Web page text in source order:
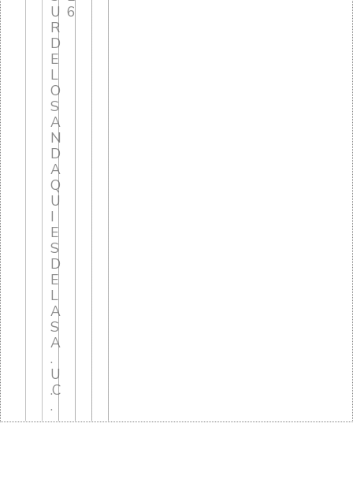
U
R
D
E
L
O
S
A
N
D
A
Q
U
I
E
S
D
E
L
A
S
A
.
U
.C
.
6